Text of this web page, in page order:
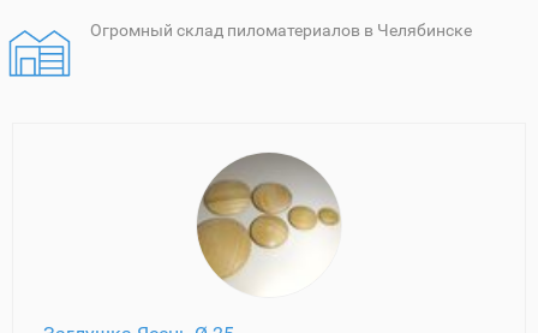
Огромный склад пиломатериалов в Челябинске